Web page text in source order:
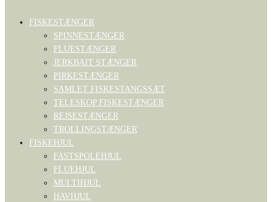
FISKESTÆNGER
SPINNESTÆNGER
FLUESTÆNGER
JERKBAIT STÆNGER
PIRKESTÆNGER
SAMLET FISKESTANGSSÆT
TELESKOP FISKESTÆNGER
REJSESTÆNGER
TROLLINGSTÆNGER
FISKEHJUL
FASTSPOLEHJUL
FLUEHJUL
MULTIHJUL
HAVHJUL